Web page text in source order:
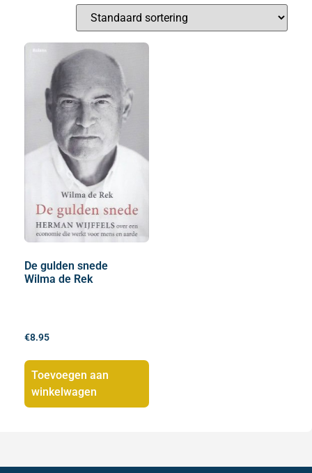
De gulden snede
Wilma de Rek
€8.95
Toevoegen aan
winkelwagen